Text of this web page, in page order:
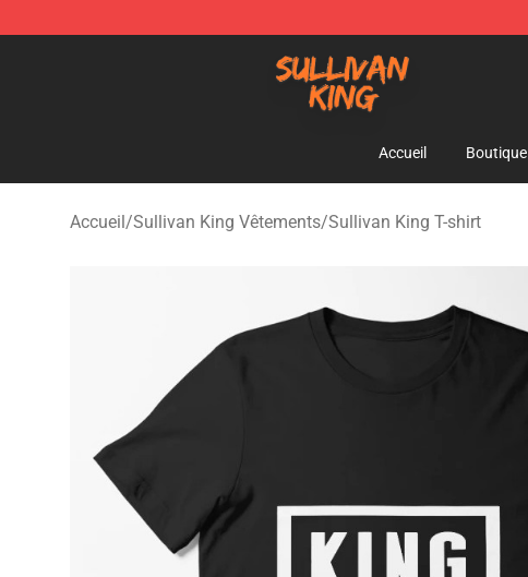
Sullivan King Shop - Official Sullivan King Merchandise Store
Accueil Boutique
Accueil/Sullivan King Vêtements/Sullivan King T-shirt